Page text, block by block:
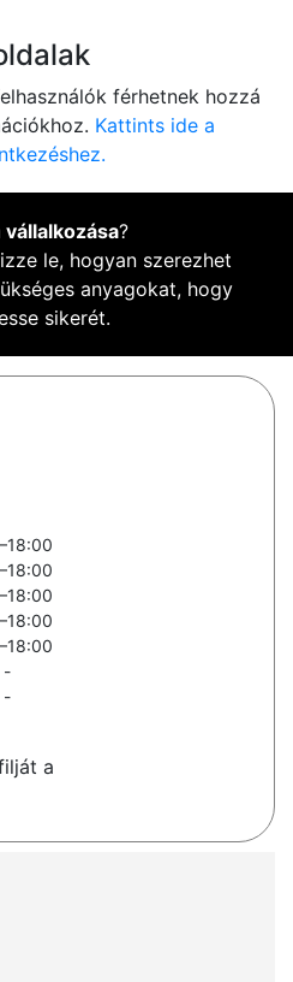
férhetnek hozzá
Kattints ide a
vállalkozása?
le, hogyan szerezhet
anyagokat, hogy
sikerét.
-
-
a